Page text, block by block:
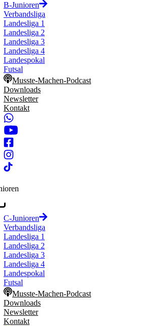
B-Junioren
Verbandsliga
Landesliga 1
Landesliga 2
Landesliga 3
Landesliga 4
Landespokal
Futsal
Musste-Machen-Podcast
Downloads
Newsletter
Kontakt
C-Junioren
Verbandsliga
Landesliga 1
Landesliga 2
Landesliga 3
Landesliga 4
Landespokal
Futsal
Musste-Machen-Podcast
Downloads
Newsletter
Kontakt